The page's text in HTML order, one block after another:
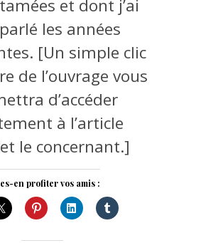
et dont j’ai
les années
[Un simple clic
de l’ouvrage vous
d’accéder
à l’article
le concernant.]
en profiter vos amis :